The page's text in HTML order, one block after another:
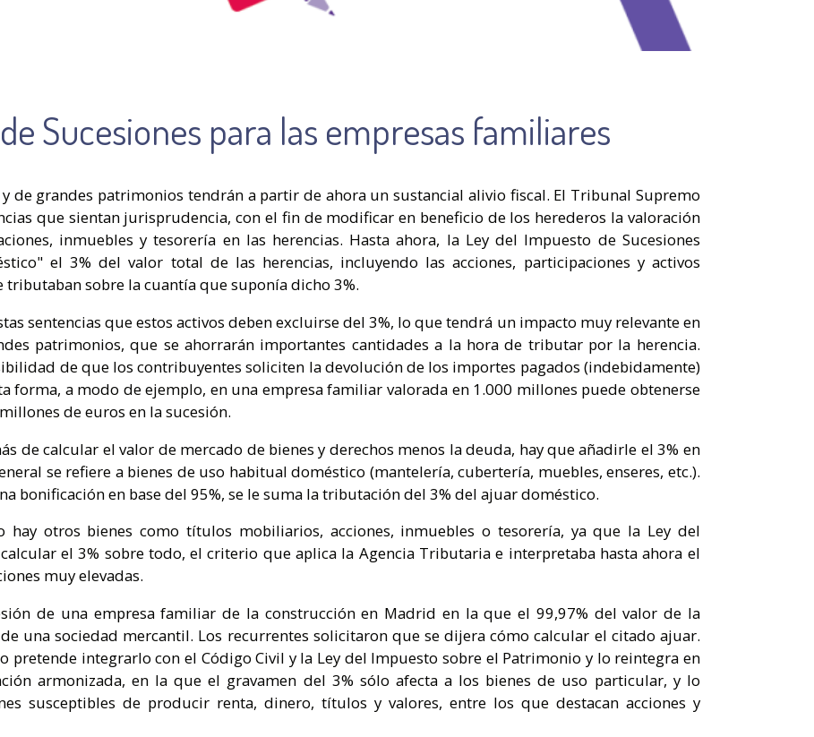
Sucesiones para las empresas familiares
de grandes patrimonios tendrán a partir de ahora un sustancial alivio fiscal. El Tribunal Supremo
que sientan jurisprudencia, con el fin de modificar en beneficio de los herederos la valoración
inmuebles y tesorería en las herencias. Hasta ahora, la Ley del Impuesto de Sucesiones
el 3% del valor total de las herencias, incluyendo las acciones, participaciones y activos
sobre la cuantía que suponía dicho 3%.
sentencias que estos activos deben excluirse del 3%, lo que tendrá un impacto muy relevante en
patrimonios, que se ahorrarán importantes cantidades a la hora de tributar por la herencia.
de que los contribuyentes soliciten la devolución de los importes pagados (indebidamente)
forma, a modo de ejemplo, en una empresa familiar valorada en 1.000 millones puede obtenerse
de euros en la sucesión.
de calcular el valor de mercado de bienes y derechos menos la deuda, hay que añadirle el 3% en
se refiere a bienes de uso habitual doméstico (mantelería, cubertería, muebles, enseres, etc.).
bonificación en base del 95%, se le suma la tributación del 3% del ajuar doméstico.
hay otros bienes como títulos mobiliarios, acciones, inmuebles o tesorería, ya que la Ley del
el 3% sobre todo, el criterio que aplica la Agencia Tributaria e interpretaba hasta ahora el
muy elevadas.
de una empresa familiar de la construcción en Madrid en la que el 99,97% del valor de la
una sociedad mercantil. Los recurrentes solicitaron que se dijera cómo calcular el citado ajuar.
pretende integrarlo con el Código Civil y la Ley del Impuesto sobre el Patrimonio y lo reintegra en
armonizada, en la que el gravamen del 3% sólo afecta a los bienes de uso particular, y lo
susceptibles de producir renta, dinero, títulos y valores, entre los que destacan acciones y